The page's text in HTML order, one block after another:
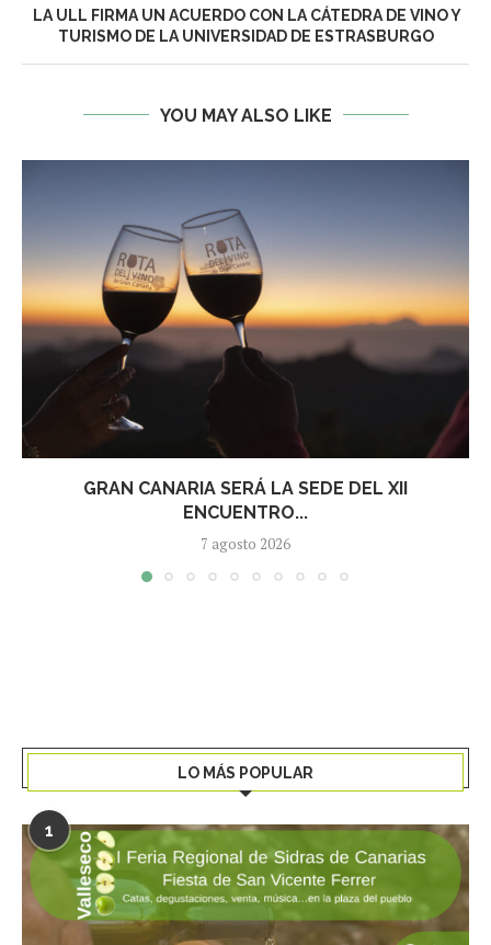
LA ULL FIRMA UN ACUERDO CON LA CÁTEDRA DE VINO Y
TURISMO DE LA UNIVERSIDAD DE ESTRASBURGO
YOU MAY ALSO LIKE
GRAN CANARIA SERÁ LA SEDE DEL XII
ENCUENTRO...
7 agosto 2026
LO MÁS POPULAR
1